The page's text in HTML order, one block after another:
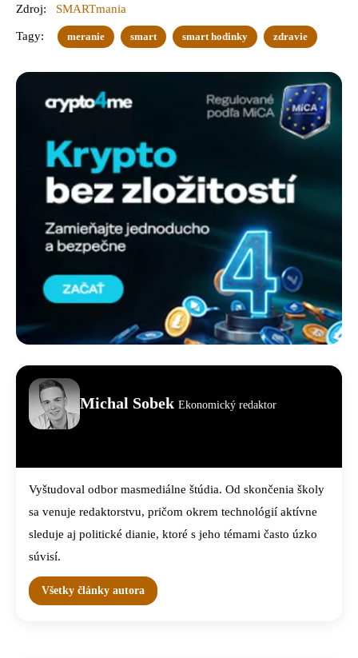
Zdroj: SMARTmania
Tagy: meranie smart smart hodinky zdravie
Michal Sobek Ekonomický redaktor
Vyštudoval odbor masmediálne štúdia. Od skončenia školy
sa venuje redaktorstvu, pričom okrem technológií aktívne
sleduje aj politické dianie, ktoré s jeho témami často úzko
súvisí.
Všetky články autora